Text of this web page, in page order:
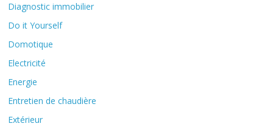
Diagnostic immobilier
Do it Yourself
Domotique
Electricité
Energie
Entretien de chaudière
Extérieur